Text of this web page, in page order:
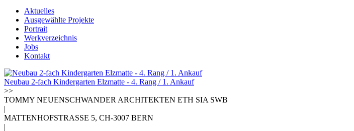
Aktuelles
Ausgewählte Projekte
Portrait
Werkverzeichnis
Jobs
Kontakt
Neubau 2-fach Kindergarten Elzmatte - 4. Rang / 1. Ankauf
>>
TOMMY NEUENSCHWANDER ARCHITEKTEN ETH SIA SWB
|
MATTENHOFSTRASSE 5, CH-3007 BERN
|